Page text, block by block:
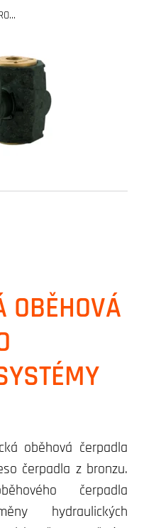
OBĚHOVÁ
oběhová čerpadla
čerpadla z bronzu.
čerpadla
hydraulických